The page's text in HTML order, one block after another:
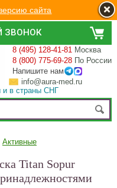
ЗВОНОК
8 (495) 128-41-81 Москва
8 (800) 775-69-28 По России
Напишите нам
info@aura-med.ru
и в страны СНГ
Активные
Titan Sopur
сайта